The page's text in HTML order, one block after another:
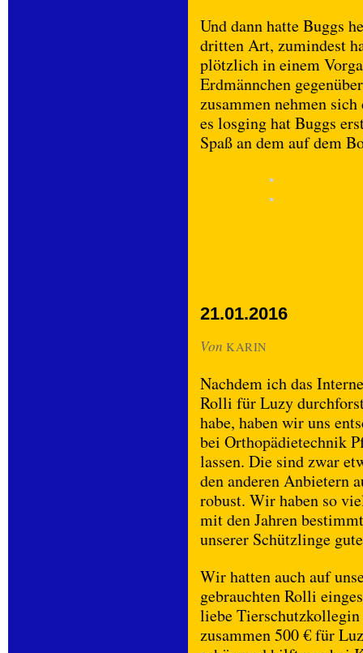
Und dann hatte Buggs
dritten Art, zumindest
plötzlich in einem
Erdmännchen
zusammen nehmen
es losging hat Buggs
Spaß an dem auf dem
21.01.2016
Von KARIN
Nachdem ich das
Rolli für Luzy
habe, haben wir uns
bei Orthopädietechnik
lassen. Die sind zwar
den anderen Anbietern
robust. Wir haben so
mit den Jahren
unserer Schützlinge
Wir hatten auch auf
gebrauchten Rolli
liebe Tierschutzkollegin
zusammen 500 € für